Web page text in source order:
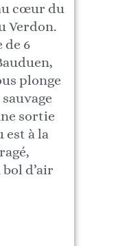
cœur du
Verdon.
de 6
plonge
sortie
est à la
d’air